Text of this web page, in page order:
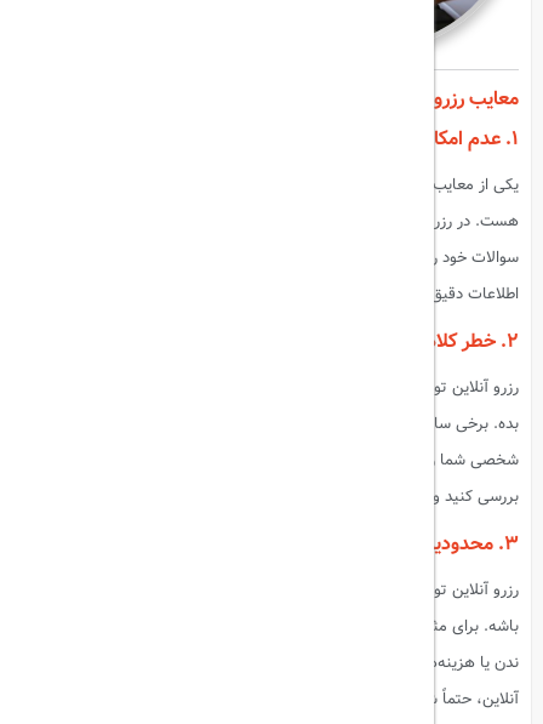
معایب رزرو آنلاین تورهای مسافرتی
۱. عدم امکان مشاوره حضوری
یکی از معایب رزرو آنلاین تورهای مسافرتی، عدم امکان مشاوره حضوری
هست. در رزرو آنلاین، شما نمی‌تونید با یک مشاور مسافرتی صحبت کنید و
سوالات خود رو مطرح کنید. این موضوع می‌تونه برای کسانی که به دنبال
اطلاعات دقیق‌تر و شخصی‌تر هستن، مشکل‌ساز باشه.
۲. خطر کلاهبرداری
رزرو آنلاین تورهای مسافرتی ممکنه شما رو در معرض خطر کلاهبرداری قرار
بده. برخی سایت‌های غیرمعتبر ممکنه تورهای جعلی رو ارائه بدن یا اطلاعات
شخصی شما رو سرقت کنن. بنابراین، قبل از رزرو آنلاین، حتماً اعتبار سایت رو
بررسی کنید و از سایت‌های معتبر استفاده کنید.
۳. محدودیت در تغییرات
رزرو آنلاین تورهای مسافرتی ممکنه محدودیت‌هایی در مورد تغییرات داشته
باشه. برای مثال، برخی سایت‌ها ممکنه اجازه تغییر تاریخ سفر یا لغو تور رو
ندن یا هزینه‌های اضافی برای این تغییرات دریافت کنن. بنابراین، قبل از رزرو
آنلاین، حتماً شرایط تغییرات رو بررسی کنید.